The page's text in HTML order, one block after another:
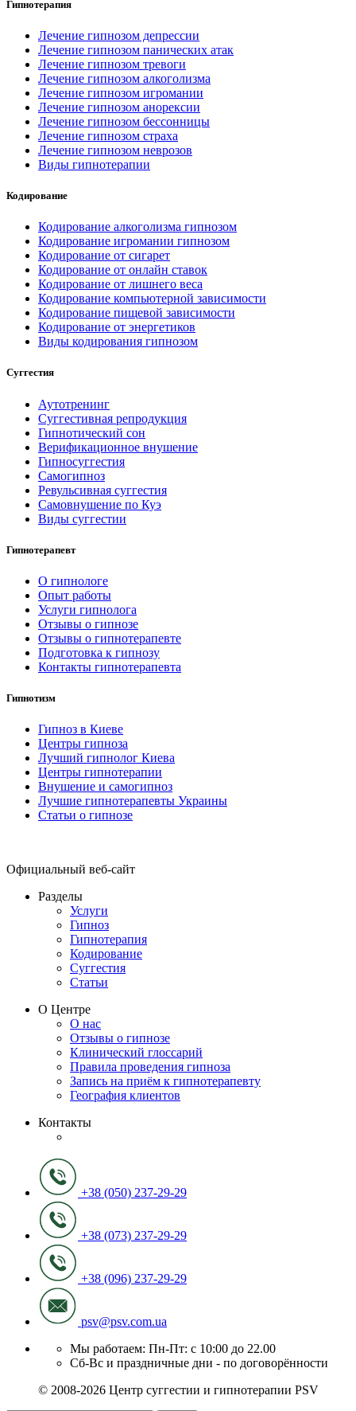
Гипнотерапия
Лечение гипнозом депрессии
Лечение гипнозом панических атак
Лечение гипнозом тревоги
Лечение гипнозом алкоголизма
Лечение гипнозом игромании
Лечение гипнозом анорексии
Лечение гипнозом бессонницы
Лечение гипнозом страха
Лечение гипнозом неврозов
Виды гипнотерапии
Кодирование
Кодирование алкоголизма гипнозом
Кодирование игромании гипнозом
Кодирование от сигарет
Кодирование от онлайн ставок
Кодирование от лишнего веса
Кодирование компьютерной зависимости
Кодирование пищевой зависимости
Кодирование от энергетиков
Виды кодирования гипнозом
Суггестия
Аутотренинг
Суггестивная репродукция
Гипнотический сон
Верификационное внушение
Гипносуггестия
Самогипноз
Ревульсивная суггестия
Самовнушение по Куэ
Виды суггестии
Гипнотерапевт
О гипнологе
Опыт работы
Услуги гипнолога
Отзывы о гипнозе
Отзывы о гипнотерапевте
Подготовка к гипнозу
Контакты гипнотерапевта
Гипнотизм
Гипноз в Киеве
Центры гипноза
Лучший гипнолог Киева
Центры гипнотерапии
Внушение и самогипноз
Лучшие гипнотерапевты Украины
Статьи о гипнозе
Официальный веб-сайт
Разделы
Услуги
Гипноз
Гипнотерапия
Кодирование
Суггестия
Статьи
О Центре
О нас
Отзывы о гипнозе
Клинический глоссарий
Правила проведения гипноза
Запись на приём к гипнотерапевту
География клиентов
Контакты
+38 (050) 237-29-29
+38 (073) 237-29-29
+38 (096) 237-29-29
psv@psv.com.ua
Мы работаем: Пн-Пт: с 10:00 до 22.00
Сб-Вс и праздничные дни - по договорённости
© 2008-2026 Центр суггестии и гипнотерапии PSV